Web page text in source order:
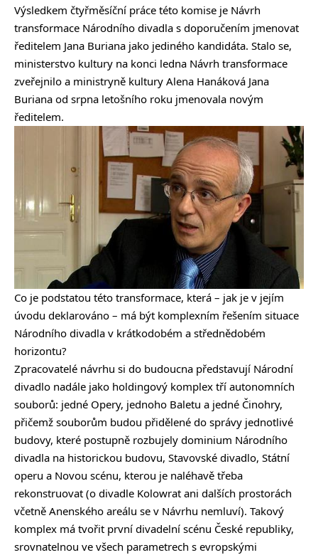
Výsledkem čtyřměsíční práce této komise je Návrh
transformace Národního divadla s doporučením jmenovat
ředitelem Jana Buriana jako jediného kandidáta. Stalo se,
ministerstvo kultury na konci ledna Návrh transformace
zveřejnilo a ministryně kultury Alena Hanáková Jana
Buriana od srpna letošního roku jmenovala novým
ředitelem.
Co je podstatou této transformace, která – jak je v jejím
úvodu deklarováno – má být komplexním řešením situace
Národního divadla v krátkodobém a střednědobém
horizontu?
Zpracovatelé návrhu si do budoucna představují Národní
divadlo nadále jako holdingový komplex tří autonomních
souborů: jedné Opery, jednoho Baletu a jedné Činohry,
přičemž souborům budou přidělené do správy jednotlivé
budovy, které postupně rozbujely dominium Národního
divadla na historickou budovu, Stavovské divadlo, Státní
operu a Novou scénu, kterou je naléhavě třeba
rekonstruovat (o divadle Kolowrat ani dalších prostorách
včetně Anenského areálu se v Návrhu nemluví). Takový
komplex má tvořit první divadelní scénu České republiky,
srovnatelnou ve všech parametrech s evropskými